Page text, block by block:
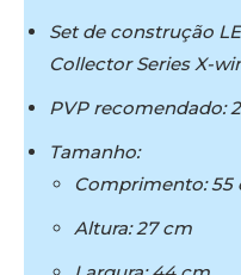
Set de construção
Collector Series X-
PVP recomendado:
Tamanho:
Comprimento: 55
Altura: 27 cm